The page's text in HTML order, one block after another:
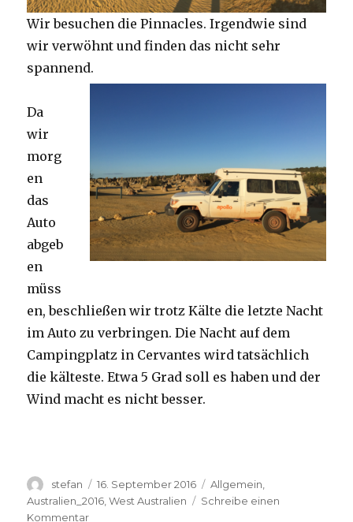
Wir besuchen die Pinnacles. Irgendwie sind
wir verwöhnt und finden das nicht sehr
spannend.
Da
wir
morg
en
das
Auto
abgeb
en
müss
en, beschließen wir trotz Kälte die letzte Nacht
im Auto zu verbringen. Die Nacht auf dem
Campingplatz in Cervantes wird tatsächlich
die kälteste. Etwa 5 Grad soll es haben und der
Wind macht es nicht besser.
Autor
stefan
Veröffentlicht
am
16. September 2016 Kategorien
Allgemein
Australien_2016 ,West Australien
Schreibe einen
Kommentarzu